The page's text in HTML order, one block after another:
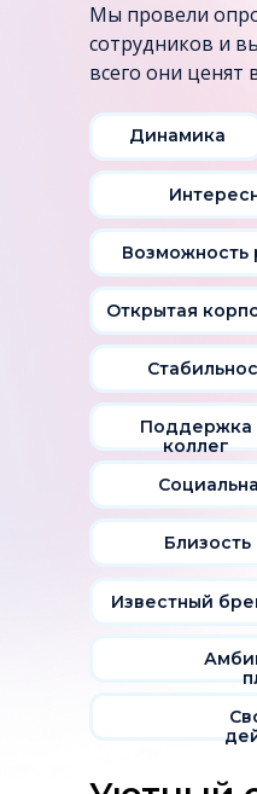
Мы провели
сотрудников и
всего они
Динамика
Возможность
Известный
Поддержка
коллег
Открытая